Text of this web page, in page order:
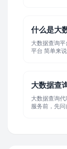
话解释：就
下次给你推
券，下次买
什么是大
大数据查询
平台 简单来
你快速找出你
的联系。对
神器。 哪些
大数据查询
服务前，先